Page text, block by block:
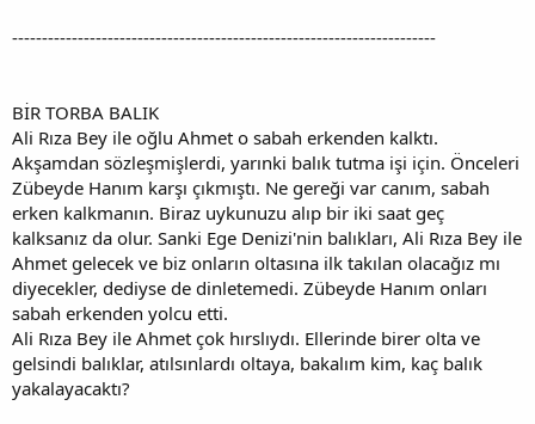
-----------------------------------------------------------------------
BİR TORBA BALIK
Ali Rıza Bey ile oğlu Ahmet o sabah erkenden kalktı.
Akşamdan sözleşmişlerdi, yarınki balık tutma işi için. Önceleri
Zübeyde Hanım karşı çıkmıştı. Ne gereği var canım, sabah
erken kalkmanın. Biraz uykunuzu alıp bir iki saat geç
kalksanız da olur. Sanki Ege Denizi'nin balıkları, Ali Rıza Bey ile
Ahmet gelecek ve biz onların oltasına ilk takılan olacağız mı
diyecekler, dediyse de dinletemedi. Zübeyde Hanım onları
sabah erkenden yolcu etti.
Ali Rıza Bey ile Ahmet çok hırslıydı. Ellerinde birer olta ve
gelsindi balıklar, atılsınlardı oltaya, bakalım kim, kaç balık
yakalayacaktı?